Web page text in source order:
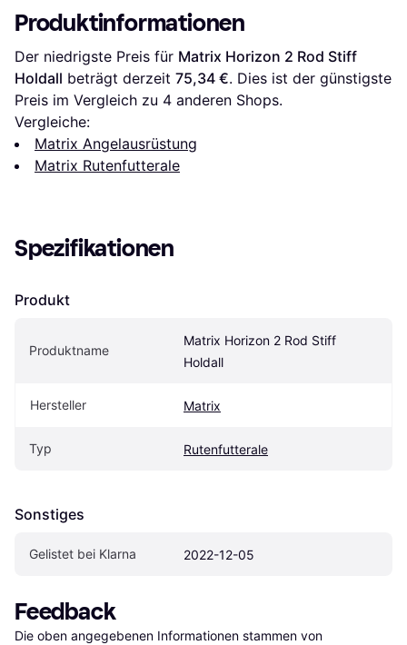
Produktinformationen
Der niedrigste Preis für Matrix Horizon 2 Rod Stiff
Holdall beträgt derzeit 75,34 €. Dies ist der günstigste
Preis im Vergleich zu 4 anderen Shops.
Vergleiche:
Matrix Angelausrüstung
Matrix Rutenfutterale
Spezifikationen
Produkt
Produktname
Matrix Horizon 2 Rod Stiff
Holdall
Hersteller Matrix
Typ Rutenfutterale
Sonstiges
Gelistet bei Klarna 2022-12-05
Feedback
Die oben angegebenen Informationen stammen von